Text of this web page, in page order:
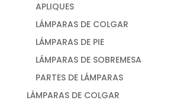
APLIQUES
LÁMPARAS DE COLGAR
LÁMPARAS DE PIE
LÁMPARAS DE SOBREMESA
PARTES DE LÁMPARAS
LÁMPARAS DE COLGAR